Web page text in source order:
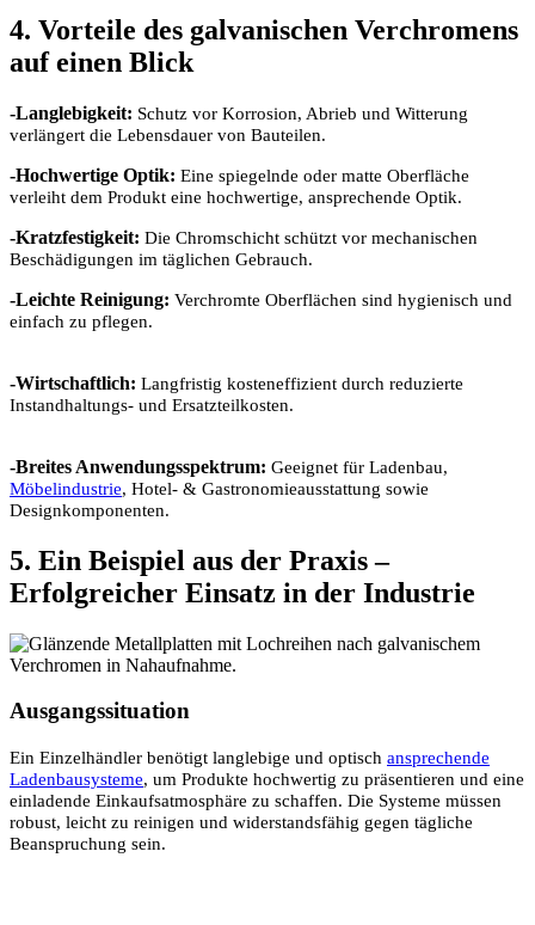
4. Vorteile des galvanischen Verchromens
auf einen Blick
-Langlebigkeit: Schutz vor Korrosion, Abrieb und Witterung
verlängert die Lebensdauer von Bauteilen.
-Hochwertige Optik: Eine spiegelnde oder matte Oberfläche
verleiht dem Produkt eine hochwertige, ansprechende Optik.
-Kratzfestigkeit: Die Chromschicht schützt vor mechanischen
Beschädigungen im täglichen Gebrauch.
-Leichte Reinigung: Verchromte Oberflächen sind hygienisch und
einfach zu pflegen.
-Wirtschaftlich: Langfristig kosteneffizient durch reduzierte
Instandhaltungs- und Ersatzteilkosten.
-Breites Anwendungsspektrum: Geeignet für Ladenbau,
Möbelindustrie, Hotel- & Gastronomieausstattung sowie
Designkomponenten.
5. Ein Beispiel aus der Praxis –
Erfolgreicher Einsatz in der Industrie
Ausgangssituation
Ein Einzelhändler benötigt langlebige und optisch ansprechende
Ladenbausysteme, um Produkte hochwertig zu präsentieren und eine
einladende Einkaufsatmosphäre zu schaffen. Die Systeme müssen
robust, leicht zu reinigen und widerstandsfähig gegen tägliche
Beanspruchung sein.